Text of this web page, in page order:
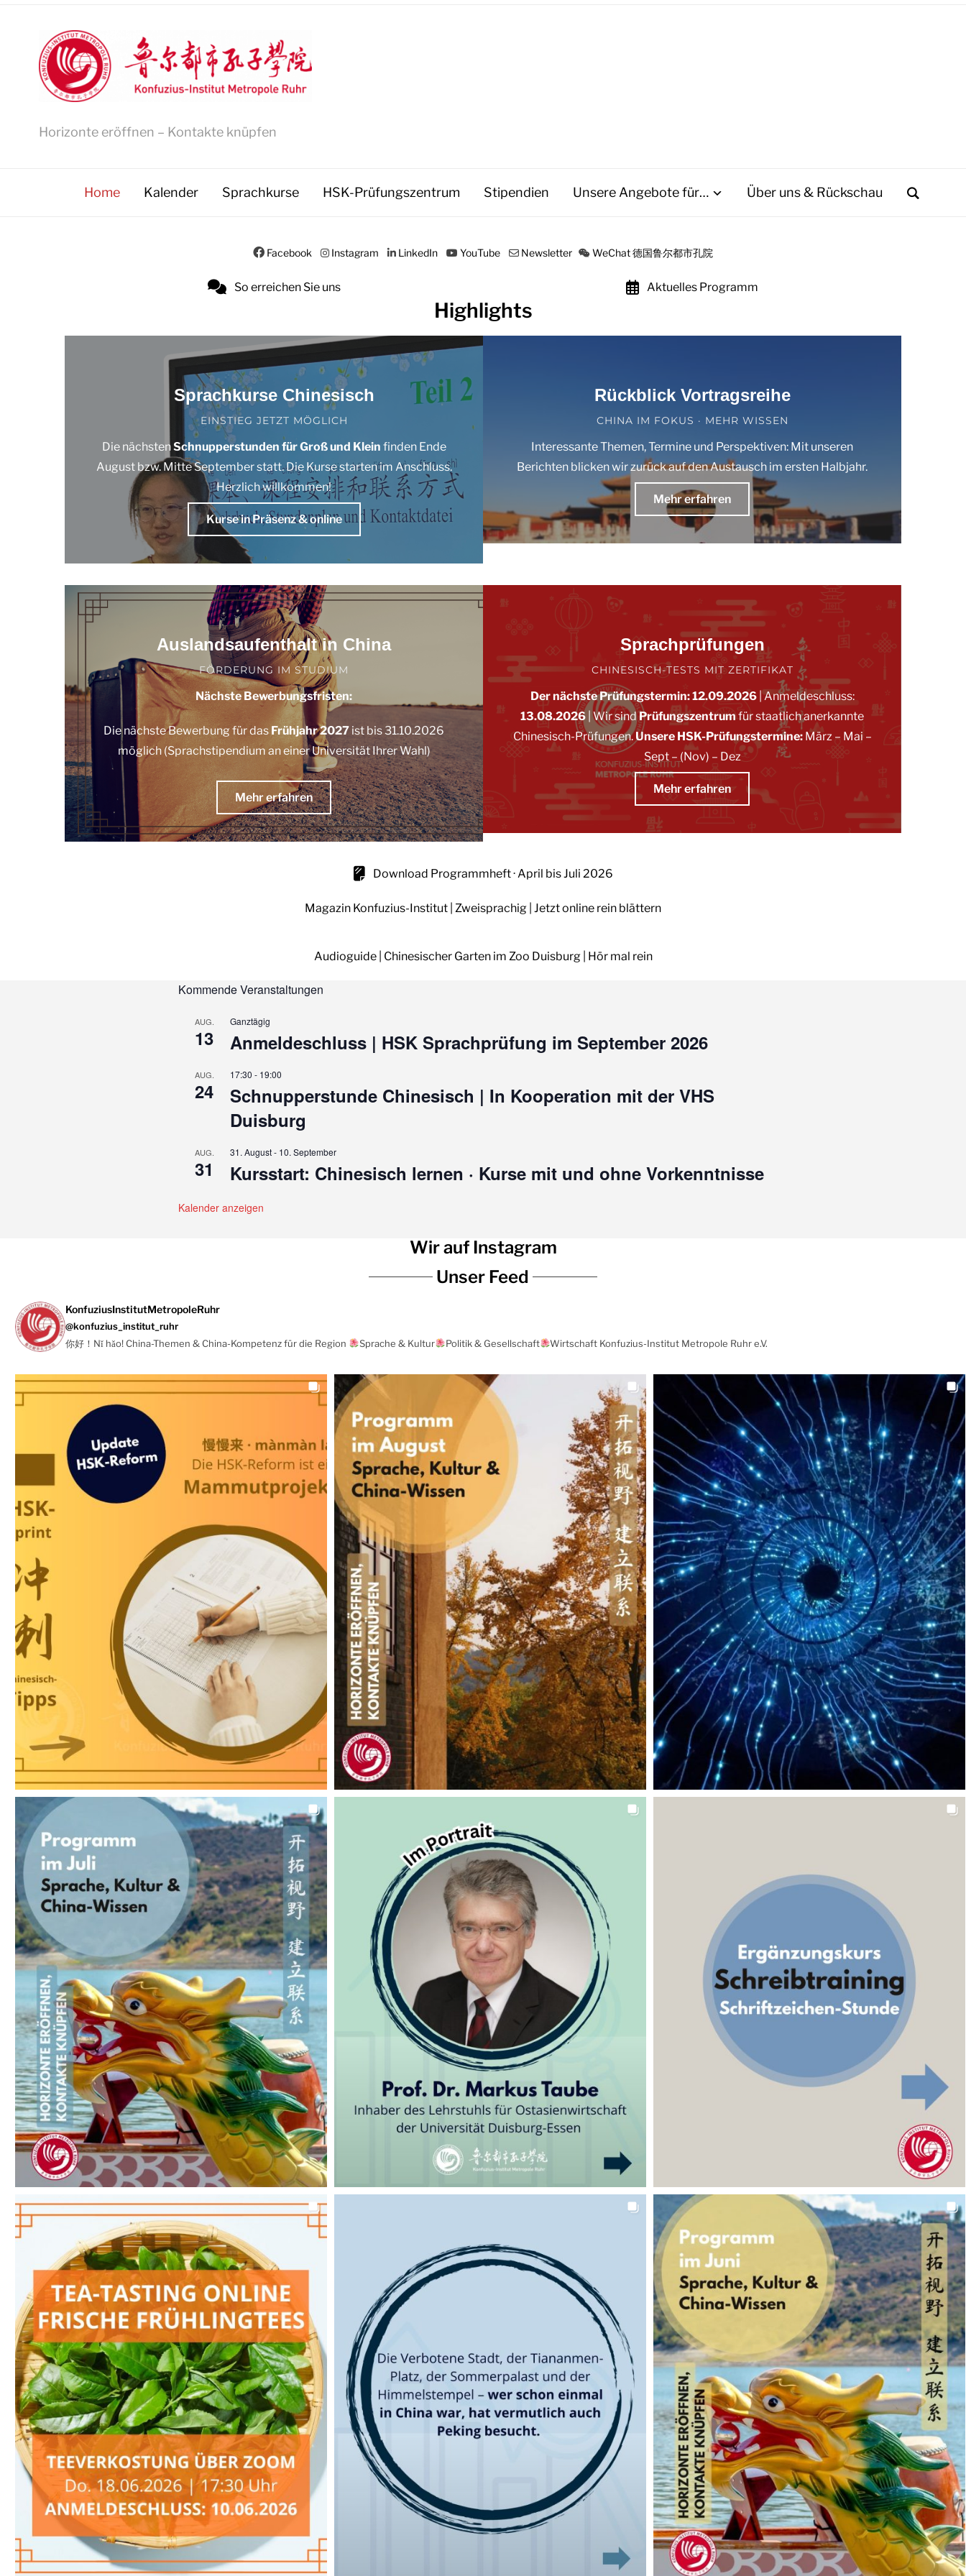
Horizonte eröffnen – Kontakte knüpfen
Home Kalender Sprachkurse HSK-Prüfungszentrum Stipendien Unsere Angebote für… Über uns & Rückschau
Facebook Instagram LinkedIn YouTube Newsletter WeChat 德国鲁尔都市孔院
So erreichen Sie uns Aktuelles Programm
Highlights
Sprachkurse Chinesisch
EINSTIEG JETZT MÖGLICH
Die nächstenSchnupperstunden für Groß und Klein finden Ende
August bzw. Mitte September statt. Die Kurse starten im Anschluss.
Herzlich willkommen!
Kurse in Präsenz & online
Rückblick Vortragsreihe
CHINA IM FOKUS · MEHR WISSEN
Interessante Themen, Termine und Perspektiven: Mit unseren
Berichten blicken wir zurück auf den Austausch im ersten Halbjahr.
Mehr erfahren
Auslandsaufenthalt in China
FÖRDERUNG IM STUDIUM
Nächste Bewerbungsfristen:
Die nächste Bewerbung für das Frühjahr 2027 ist bis 31.10.2026
möglich (Sprachstipendium an einer Universität Ihrer Wahl)
Mehr erfahren
Sprachprüfungen
CHINESISCH-TESTS MIT ZERTIFIKAT
Der nächste Prüfungstermin: 12.09.2026 | Anmeldeschluss:
13.08.2026 |Wir sindPrüfungszentrumfür staatlich anerkannte
Chinesisch-Prüfungen.Unsere HSK-Prüfungstermine: März – Mai –
Sept – (Nov) – Dez
Mehr erfahren
Download Programmheft · April bis Juli 2026
Magazin Konfuzius-Institut | Zweisprachig | Jetzt online rein blättern
Audioguide | Chinesischer Garten im Zoo Duisburg | Hör mal rein
Kommende Veranstaltungen
AUG.
13
Ganztägig
Anmeldeschluss | HSK Sprachprüfung im September 2026
AUG.
24
17:30 - 19:00
Schnupperstunde Chinesisch | In Kooperation mit der VHS
Duisburg
AUG.
31
31. August- 10. September
Kursstart: Chinesisch lernen · Kurse mit und ohne Vorkenntnisse
Kalender anzeigen
Wir auf Instagram
Unser Feed
KonfuziusInstitutMetropoleRuhr
@konfuzius_institut_ruhr
你好！Nǐ hǎo! China-Themen & China-Kompetenz für die Region
Sprache & Kultur Politik & Gesellschaft Wirtschaft Konfuzius-Institut Metropole Ruhr e.V.